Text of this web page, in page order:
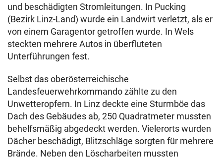
und beschädigten Stromleitungen. In Pucking
(Bezirk Linz-Land) wurde ein Landwirt verletzt, als er
von einem Garagentor getroffen wurde. In Wels
steckten mehrere Autos in überfluteten
Unterführungen fest.
Selbst das oberösterreichische
Landesfeuerwehrkommando zählte zu den
Unwetteropfern. In Linz deckte eine Sturmböe das
Dach des Gebäudes ab, 250 Quadratmeter mussten
behelfsmäßig abgedeckt werden. Vielerorts wurden
Dächer beschädigt, Blitzschläge sorgten für mehrere
Brände. Neben den Löscharbeiten mussten